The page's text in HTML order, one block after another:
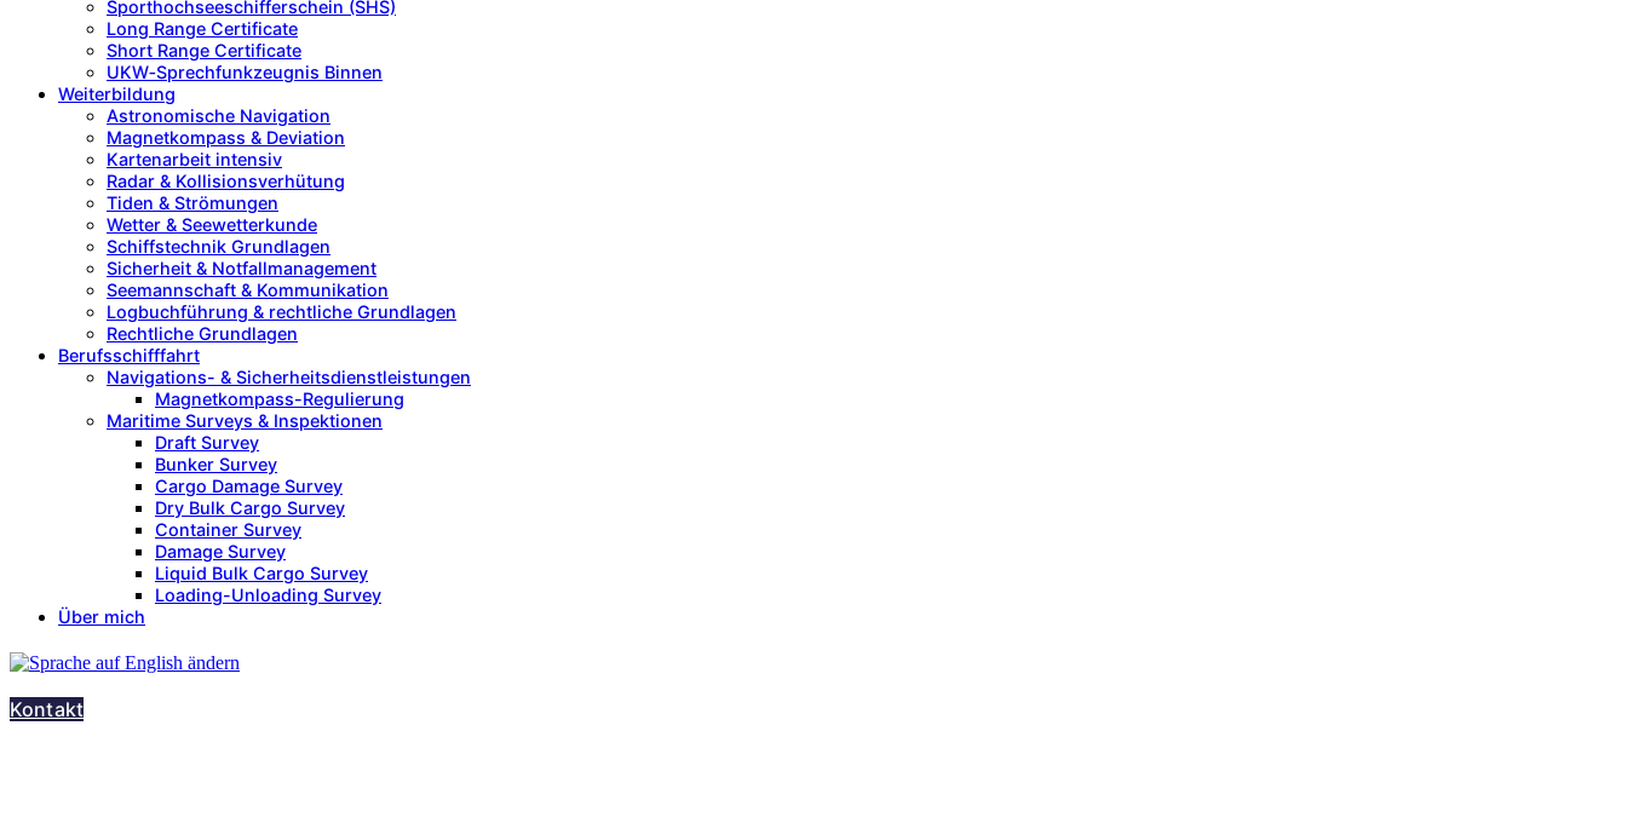
Sporthochseeschifferschein (SHS)
Long Range Certificate
Short Range Certificate
UKW‑Sprechfunkzeugnis Binnen
Weiterbildung
Astronomische Navigation
Magnetkompass & Deviation
Kartenarbeit intensiv
Radar & Kollisionsverhütung
Tiden & Strömungen
Wetter & Seewetterkunde
Schiffstechnik Grundlagen
Sicherheit & Notfallmanagement
Seemannschaft & Kommunikation
Logbuchführung & rechtliche Grundlagen
Rechtliche Grundlagen
Berufsschifffahrt
Navigations- & Sicherheitsdienstleistungen
Magnetkompass-Regulierung
Maritime Surveys & Inspektionen
Draft Survey
Bunker Survey
Cargo Damage Survey
Dry Bulk Cargo Survey
Container Survey
Damage Survey
Liquid Bulk Cargo Survey
Loading-Unloading Survey
Über mich
Kontakt